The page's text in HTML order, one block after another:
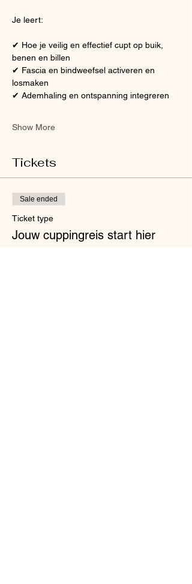
Je leert:
✔ Hoe je veilig en effectief cupt op buik,
benen en billen
✔ Fascia en bindweefsel activeren en
losmaken
✔ Ademhaling en ontspanning integreren
Show More
Tickets
Sale ended
Ticket type
Jouw cuppingreis start hier